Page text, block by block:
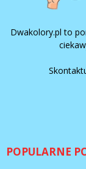
Dwakolory.pl to
POPULARNE